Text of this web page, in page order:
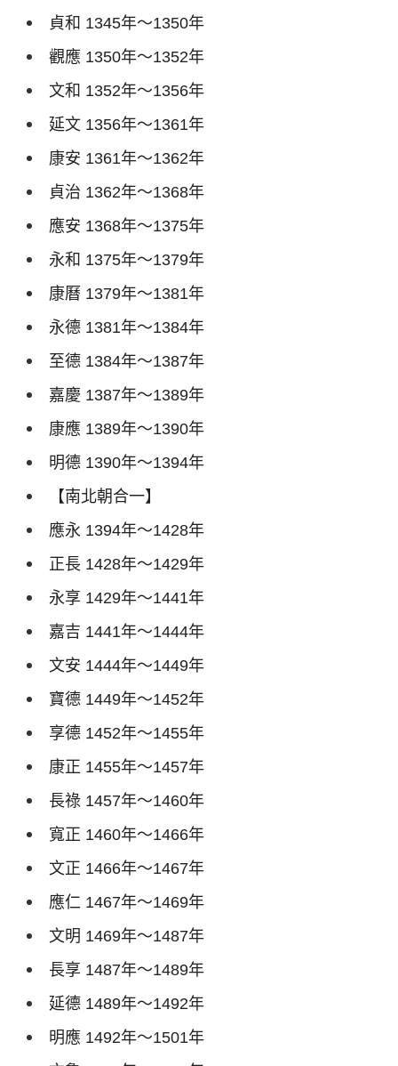
貞和 1345年～1350年
觀應 1350年～1352年
文和 1352年～1356年
延文 1356年～1361年
康安 1361年～1362年
貞治 1362年～1368年
應安 1368年～1375年
永和 1375年～1379年
康曆 1379年～1381年
永德 1381年～1384年
至德 1384年～1387年
嘉慶 1387年～1389年
康應 1389年～1390年
明德 1390年～1394年
【南北朝合一】
應永 1394年～1428年
正長 1428年～1429年
永享 1429年～1441年
嘉吉 1441年～1444年
文安 1444年～1449年
寶德 1449年～1452年
享德 1452年～1455年
康正 1455年～1457年
長祿 1457年～1460年
寬正 1460年～1466年
文正 1466年～1467年
應仁 1467年～1469年
文明 1469年～1487年
長享 1487年～1489年
延德 1489年～1492年
明應 1492年～1501年